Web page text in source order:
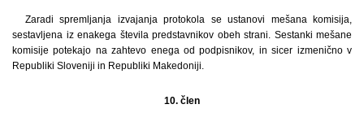
Zaradi spremljanja izvajanja protokola se ustanovi mešana komisija,
sestavljena iz enakega števila predstavnikov obeh strani. Sestanki mešane
komisije potekajo na zahtevo enega od podpisnikov, in sicer izmenično v
Republiki Sloveniji in Republiki Makedoniji.
10. člen